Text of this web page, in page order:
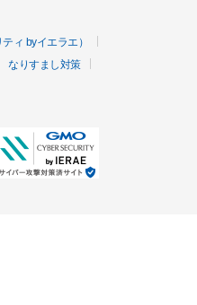
ィ byイエラエ）
なりすまし対策